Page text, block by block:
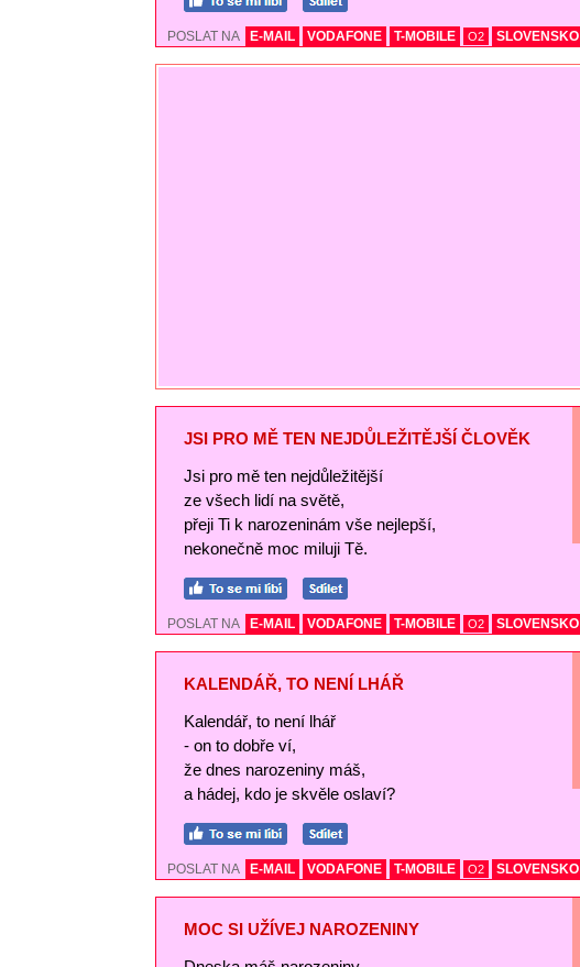
POSLAT NA E-MAIL VODAFONE T-MOBILE O2 SLOVENSKO
JSI PRO MĚ TEN NEJDŮLEŽITĚJŠÍ ČLOVĚK
Jsi pro mě ten nejdůležitější
ze všech lidí na světě,
přeji Ti k narozeninám vše nejlepší,
nekonečně moc miluji Tě.
POSLAT NA E-MAIL VODAFONE T-MOBILE O2 SLOVENSKO
KALENDÁŘ, TO NENÍ LHÁŘ
Kalendář, to není lhář
- on to dobře ví,
že dnes narozeniny máš,
a hádej, kdo je skvěle oslaví?
POSLAT NA E-MAIL VODAFONE T-MOBILE O2 SLOVENSKO
MOC SI UŽÍVEJ NAROZENINY